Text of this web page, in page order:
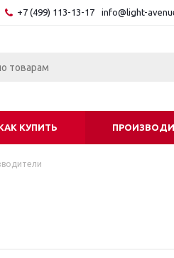
+7 (499) 113-13-17 info@light-
КУПИТЬ